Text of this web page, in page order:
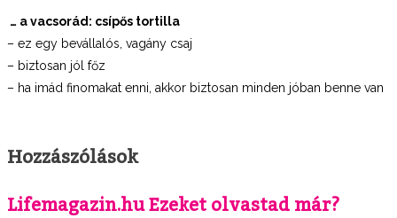
… a vacsorád: csípős tortilla
– ez egy bevállalós, vagány csaj
– biztosan jól főz
– ha imád finomakat enni, akkor biztosan minden jóban benne van
Hozzászólások
Lifemagazin.hu Ezeket olvastad már?